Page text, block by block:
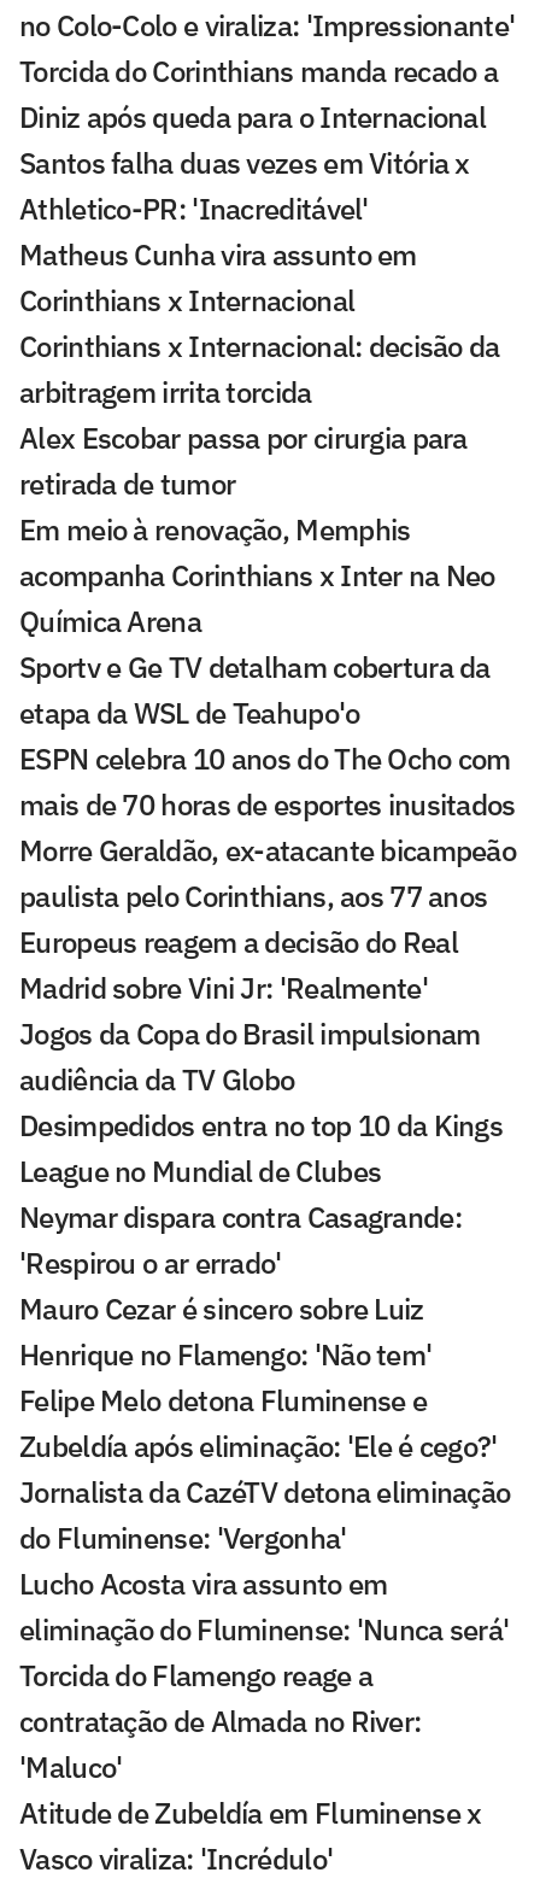
no Colo-Colo e viraliza: 'Impressionante'
Torcida do Corinthians manda recado a
Diniz após queda para o Internacional
Santos falha duas vezes em Vitória x
Athletico-PR: 'Inacreditável'
Matheus Cunha vira assunto em
Corinthians x Internacional
Corinthians x Internacional: decisão da
arbitragem irrita torcida
Alex Escobar passa por cirurgia para
retirada de tumor
Em meio à renovação, Memphis
acompanha Corinthians x Inter na Neo
Química Arena
Sportv e Ge TV detalham cobertura da
etapa da WSL de Teahupo'o
ESPN celebra 10 anos do The Ocho com
mais de 70 horas de esportes inusitados
Morre Geraldão, ex-atacante bicampeão
paulista pelo Corinthians, aos 77 anos
Europeus reagem a decisão do Real
Madrid sobre Vini Jr: 'Realmente'
Jogos da Copa do Brasil impulsionam
audiência da TV Globo
Desimpedidos entra no top 10 da Kings
League no Mundial de Clubes
Neymar dispara contra Casagrande:
'Respirou o ar errado'
Mauro Cezar é sincero sobre Luiz
Henrique no Flamengo: 'Não tem'
Felipe Melo detona Fluminense e
Zubeldía após eliminação: 'Ele é cego?'
Jornalista da CazéTV detona eliminação
do Fluminense: 'Vergonha'
Lucho Acosta vira assunto em
eliminação do Fluminense: 'Nunca será'
Torcida do Flamengo reage a
contratação de Almada no River:
'Maluco'
Atitude de Zubeldía em Fluminense x
Vasco viraliza: 'Incrédulo'